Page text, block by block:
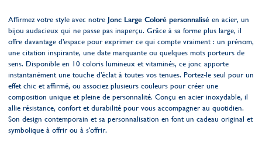
Affirmez votre style avec notre Jonc Large Coloré personnalisé en acier, un
bijou audacieux qui ne passe pas inaperçu. Grâce à sa forme plus large, il
offre davantage d'espace pour exprimer ce qui compte vraiment : un prénom,
une citation inspirante, une date marquante ou quelques mots porteurs de
sens. Disponible en 10 coloris lumineux et vitaminés, ce jonc apporte
instantanément une touche d'éclat à toutes vos tenues. Portez-le seul pour un
effet chic et affirmé, ou associez plusieurs couleurs pour créer une
composition unique et pleine de personnalité. Conçu en acier inoxydable, il
allie résistance, confort et durabilité pour vous accompagner au quotidien.
Son design contemporain et sa personnalisation en font un cadeau original et
symbolique à offrir ou à s'offrir.